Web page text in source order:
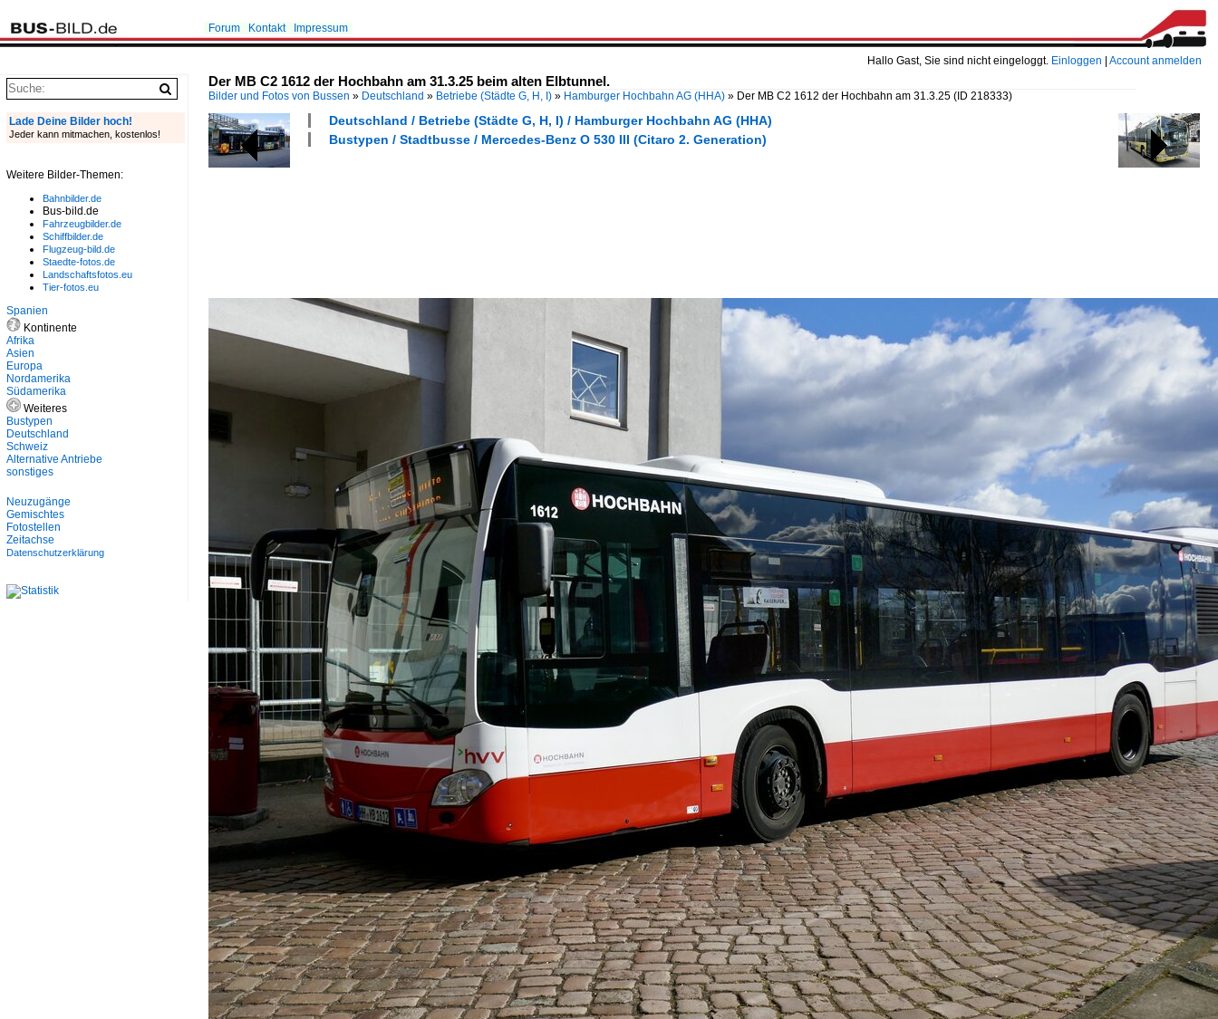
Hallo Gast, Sie sind nicht eingeloggt. Einloggen Account anmelden
Forum Kontakt Impressum
Der MB C2 1612 der Hochbahn am 31.3.25 beim alten Elbtunnel.
Bilder und Fotos von Bussen » Deutschland » Betriebe (Städte G, H, I) » Hamburger Hochbahn AG (HHA) » Der MB C2 1612 der Hochbahn am 31.3.25 (ID 218333)
Deutschland / Betriebe (Städte G, H, I) / Hamburger Hochbahn AG (HHA)
Bustypen / Stadtbusse / Mercedes-Benz O 530 III (Citaro 2. Generation)
Lade Deine Bilder hoch!
Jeder kann mitmachen, kostenlos!
Weitere Bilder-Themen:
Bahnbilder.de
Bus-bild.de
Fahrzeugbilder.de
Schiffbilder.de
Flugzeug-bild.de
Staedte-fotos.de
Landschaftsfotos.eu
Tier-fotos.eu
Spanien
Kontinente
Afrika
Asien
Europa
Nordamerika
Südamerika
Weiteres
Bustypen
Deutschland
Schweiz
Alternative Antriebe
sonstiges
Neuzugänge
Gemischtes
Fotostellen
Zeitachse
Datenschutzerklärung